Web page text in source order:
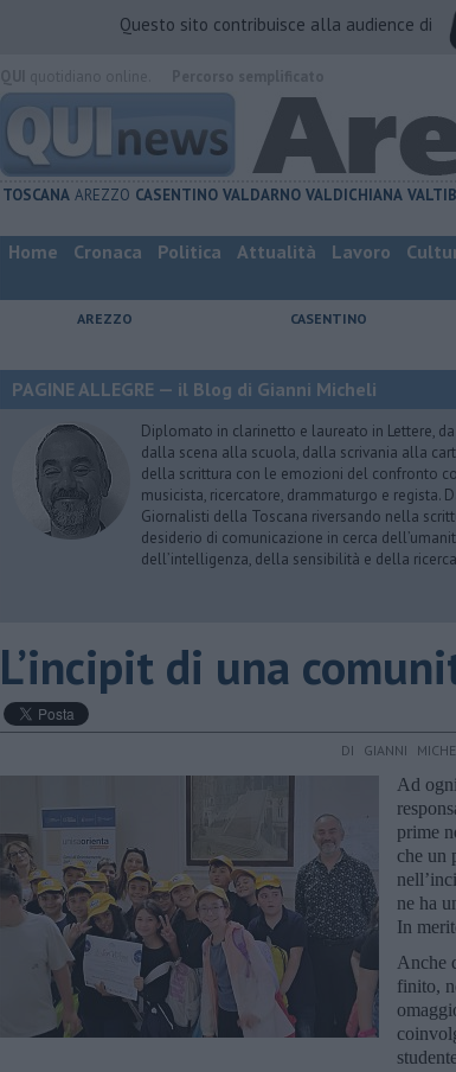
Questo sito contribuisce alla audience di
TOSCANA AREZZO CASENTINO VALDARNO VALDICHIANA
Home Cronaca Politica Attualità Lavoro
AREZZO CASENTINO
PAGINE ALLEGRE — il Blog di Gianni Micheli
Diplomato in clarinetto e laureato in Lettere,
dalla scena alla scuola, dalla scrivania alla
della scrittura con le emozioni del confronto
musicista, ricercatore, drammaturgo e regista.
Giornalisti della Toscana riversando nella
desiderio di comunicazione in cerca
dell’intelligenza, della sensibilità e della
​L’incipit di una
DI GIANNI
Ad
prime
che un
ne ha
In
Anche
finito,